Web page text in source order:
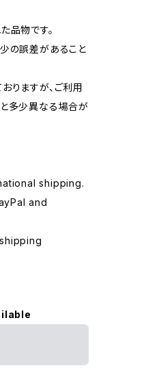
品物です。
の誤差があること
りますが、ご利用
多少異なる場合が
shipping.
and